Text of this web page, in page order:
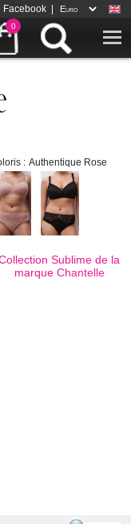
0
Facebook
: Authentique Rose
Sublime de la
marque Chantelle